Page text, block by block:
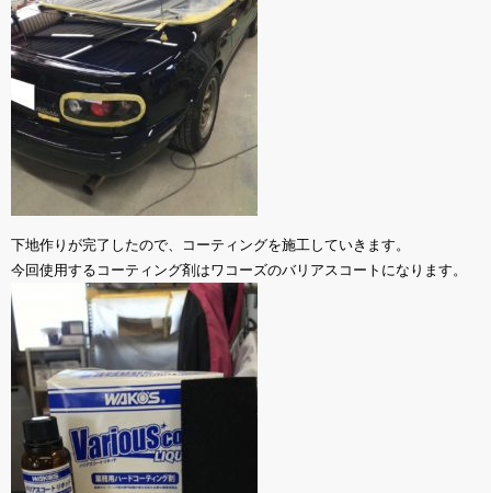
下地作りが完了したので、コーティングを施工していきます。
今回使用するコーティング剤はワコーズのバリアスコートになります。